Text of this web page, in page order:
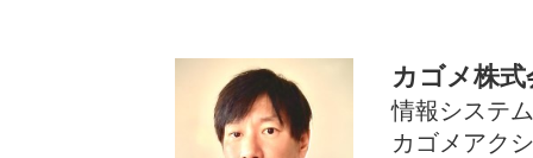
カゴメ株式
情報システ
カゴメアク